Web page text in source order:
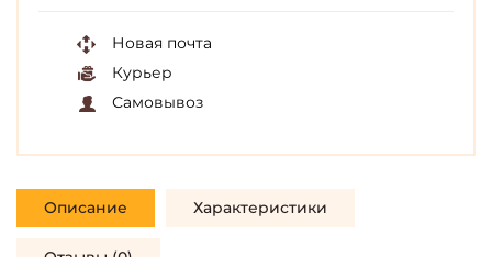
Новая почта
Курьер
Самовывоз
Описание Характеристики